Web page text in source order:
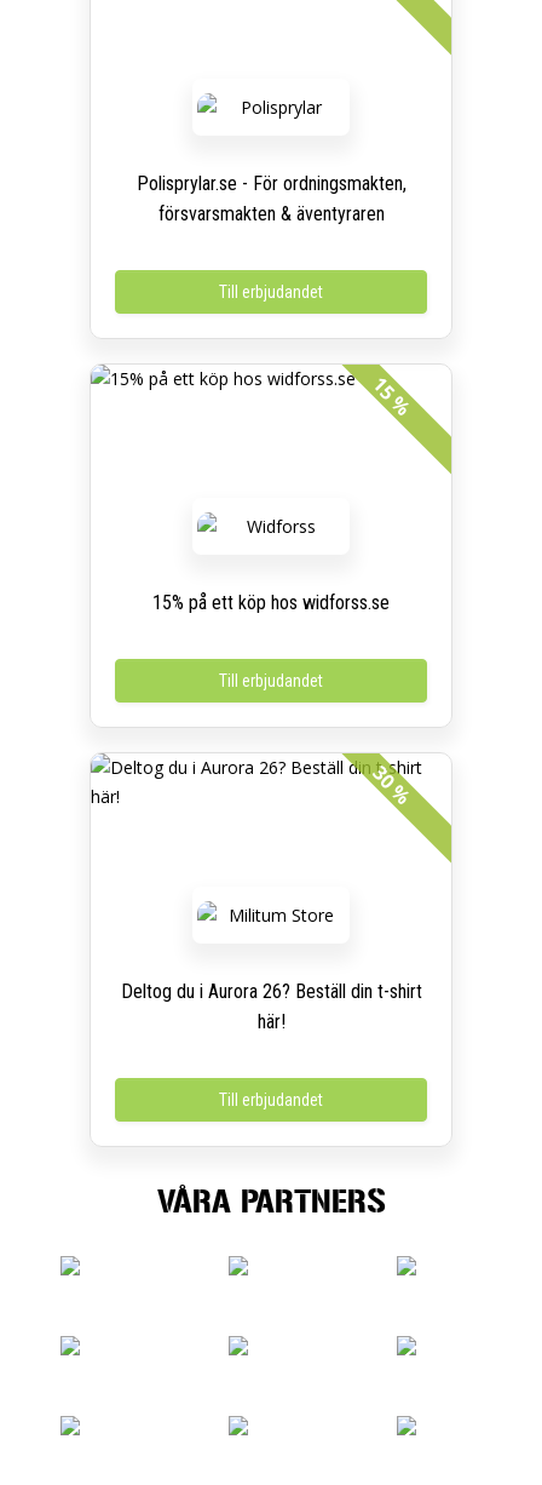
Polisprylar.se - För ordningsmakten,
försvarsmakten & äventyraren
Till erbjudandet
15 %
15% på ett köp hos widforss.se
Till erbjudandet
30 %
Deltog du i Aurora 26? Beställ din t-shirt
här!
Till erbjudandet
VÅRA PARTNERS